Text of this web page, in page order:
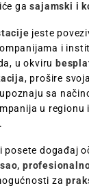
gasajamski i
jeste
i
u okviru
, prošire
sa
u regionu
posete događaj
za